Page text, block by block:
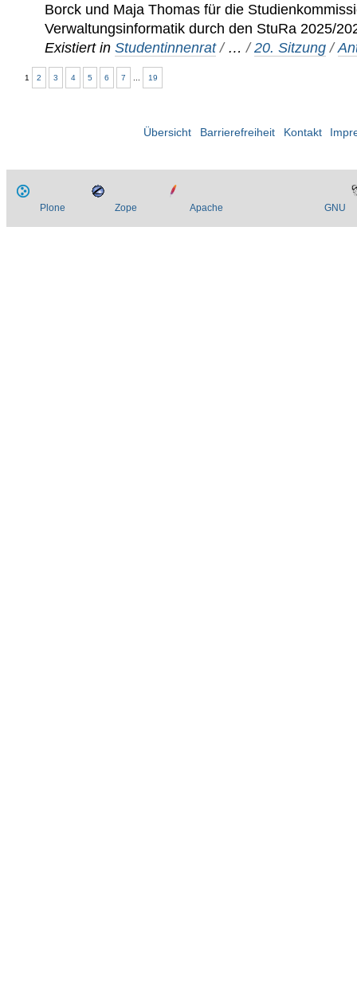
Borck und Maja Thomas für die
Verwaltungsinformatik durch den StuRa 2025/
Existiert in Studentinnenrat / …/20. Sitzung /
1 2 3 4 5 6 7 19
Übersicht Barrierefreiheit Kontakt
Plone Zope Apache GNU